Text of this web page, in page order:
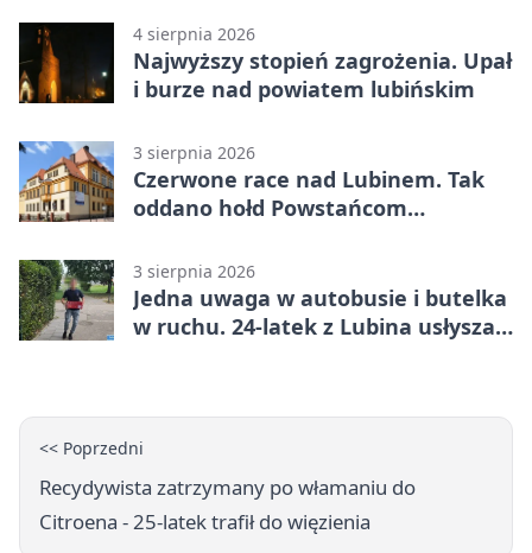
4 sierpnia 2026
Najwyższy stopień zagrożenia. Upał
i burze nad powiatem lubińskim
3 sierpnia 2026
Czerwone race nad Lubinem. Tak
oddano hołd Powstańcom
3 sierpnia 2026
Jedna uwaga w autobusie i butelka
w ruchu. 24-latek z Lubina usłyszał
<< Poprzedni
Recydywista zatrzymany po włamaniu do
Citroena - 25-latek trafił do więzienia